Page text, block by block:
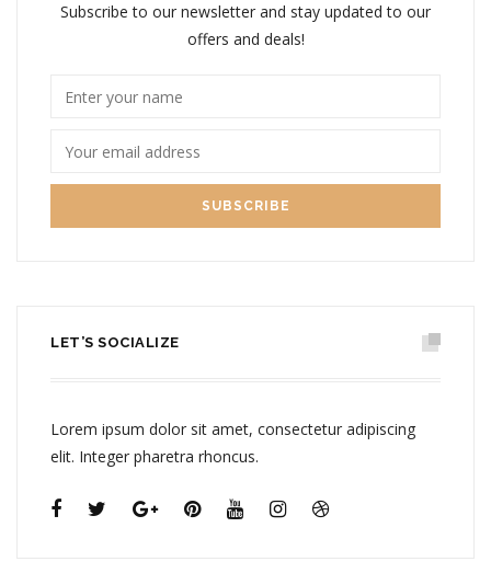
Subscribe to our newsletter and stay updated to our
offers and deals!
LET’S SOCIALIZE
Lorem ipsum dolor sit amet, consectetur adipiscing
elit. Integer pharetra rhoncus.